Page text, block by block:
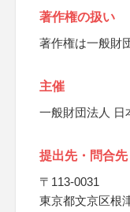
著作権の扱い
著作権は一般財
主催
一般財団法人 日
提出先・問合先
〒113-0031
東京都文京区根